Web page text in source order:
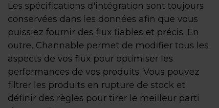
Les spécifications d'intégration sont toujours
conservées dans les données afin que vous
puissiez fournir des flux fiables et précis. En
outre, Channable permet de modifier tous les
aspects de vos flux pour optimiser les
performances de vos produits. Vous pouvez
filtrer les produits en rupture de stock et
définir des règles pour tirer le meilleur parti